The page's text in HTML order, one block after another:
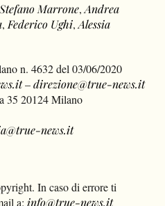
Stefano Marrone,Andrea
, Federico Ughi,Alessia
n. 4632 del 03/06/2020
–direzione@true-news.it
35 20124 Milano
news.it
In caso di errore ti
a: info@true-news.it